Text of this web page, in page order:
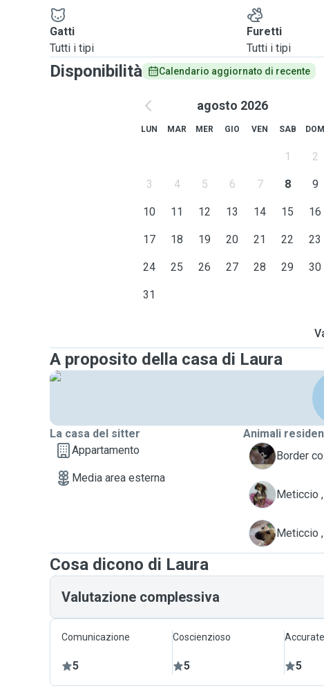
Gatti
Tutti i tipi
Furetti
Tutti i tipi
Disponibilità Calendario aggiornato di recente
agosto 2026
LUN MAR MER GIO VEN SAB DOM
1 2
3 4 5 6 7 8 9
10 11 12 13 14 15 16
17 18 19 20 21 22 23
24 25 26 27 28 29 30
31
A proposito della casa di Laura
La casa del sitter
Appartamento
Media area esterna
Animali
A
Border
A Meticcio
B Meticcio
Cosa dicono di Laura
Valutazione complessiva
Comunicazione
5
Coscienzioso
5 5